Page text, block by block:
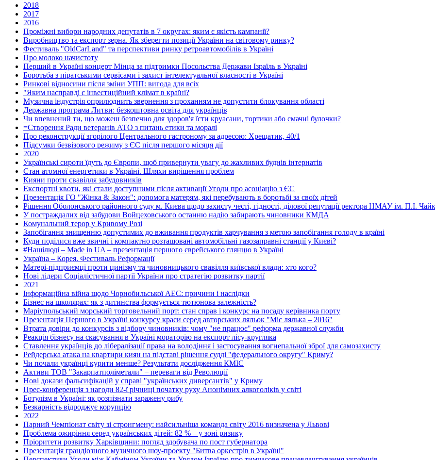
2018
2017
2016
Проміжні вибори народних депутатів в 7 округах: яким є якість кампанії?
Виробництво та експорт зерна. Як зберегти позиції України на світовому ринку?
Фестиваль "OldCarLand" та перспективи ринку ретроавтомобілів в Україні
Про молоко начистоту
Перший в Україні концерт Мінца за підтримки Посольства Держави Ізраїль в Україні
Боротьба з піратськими сервісами і захист інтелектуальної власності в Україні
Ринкові відносини після зміни УПП: вигода для всіх
"Яким насправді є інвестиційний клімат в країні?
Музична індустрія оприлюднить звернення з проханням не допустити блокування області
Державна програма Литви: безкоштовна освіта для українців
Чи впевнений ти, що можеш безпечно для здоров'я їсти круасани, тортики або смачні булочки?
=Створення Ради ветеранів АТО з питань етики та моралі
Про реконструкції згорілого Центрального гастроному за адресою: Хрещатик, 40/1
Підсумки безвізового режиму з ЄС після першого місяця дії
2020
Українські сироти їдуть до Європи, щоб привернути увагу до жахливих буднів інтернатів
Стан атомної енергетики в Україні. Шляхи вирішення проблем
Кияни проти свавілля забудовників
Експортні квоти, які стали доступними після активації Угоди про асоціацію з ЄС
Презентація ГО "Жінка & Закон": допомога матерям, які перебувають в боротьбі за своїх дітей
Рішення Оболонського районного суду м. Києва щодо захисту честі, гідності, ділової репутації ректора НМАУ ім. П.І.
У постраждалих від забудови Войцеховського останню надію забирають чиновники КМДА
Комунальний терор у Кривому Розі
Запобігання знищенню допустимих до вживання продуктів харчування з метою запобігання голоду в країні
Куди поділися вже звичні і компактно розташовані автомобільні газозаправні станції у Києві?
#Нашілюді – Made in UA – презентація першого єврейського глянцю в Україні
Україна – Корея. Фестиваль Реформації
Матері-підприємці проти цинізму та чиновницького свавілля київської влади: хто кого?
Нові лідери Соціалістичної партії України про стратегію розвитку партії
2021
Інформаційна війна щодо Чорнобильської АЕС: причини і наслідки
Бізнес на школярах: як з дитинства формується тютюнова залежність?
Маріупольський морський торговельний порт: стан справ і конкурс на посаду керівника порту
Презентація Першого в Україні конкурсу краси серед авторських ляльок "Міс лялька – 2016"
Втрата довіри до конкурсів з відбору чиновників: чому "не працює" реформа державної служби
Реакція бізнесу на скасування в Україні мораторію на експорт лісу-кругляка
Ставлення українців до лібералізації права на володіння і застосування вогнепальної зброї для самозахисту
Рейдерська атака на квартири киян на підставі рішення судді "федерального округу" Криму?
Чи почали українці курити менше? Результати дослідження КМІС
Активи ТОВ "Закарпатполіметали" – переваги від Революції
Нові докази фальсифікацій у справі "українських диверсантів" у Криму
Прес-конференція з нагоди 82-ї річниці початку руху Анонімних алкоголіків у світі
Ботулізм в Україні: як розпізнати заражену рибу
Безкарність відроджує корупцію
2022
Парний Чемпіонат світу зі стронгмену: найсильніша команда світу 2016 визначена у Львові
Проблема ожиріння серед українських дітей: 82 % – у зоні ризику
Пріоритети розвитку Харківщини: погляд здобувача по пост губернатора
Презентація грандіозного музичного шоу-проекту "Битва оркестрів в Україні"